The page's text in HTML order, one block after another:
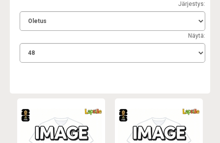
Järjestys:
Näytä: